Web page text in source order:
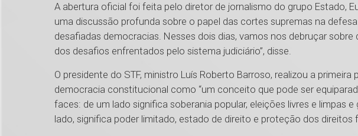
A abertura oficial foi feita pelo diretor de jornalismo do grupo Estado,
uma discussão profunda sobre o papel das cortes supremas na
desafiadas democracias. Nesses dois dias, vamos nos debruçar
dos desafios enfrentados pelo sistema judiciário”, disse.
O presidente do STF, ministro Luís Roberto Barroso, realizou a
democracia constitucional como “um conceito que pode ser
faces: de um lado significa soberania popular, eleições livres e limpas
lado, significa poder limitado, estado de direito e proteção dos direitos